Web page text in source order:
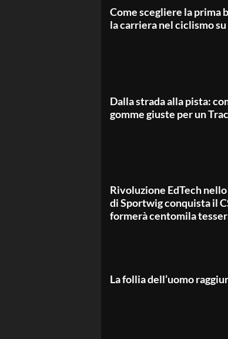
Come scegliere la prima
la carriera nel ciclismo
Dalla strada alla pista:
gomme giuste per un
Rivoluzione EdTech
di Sportwig conquista il
formerà centomila
La follia dell’uomo